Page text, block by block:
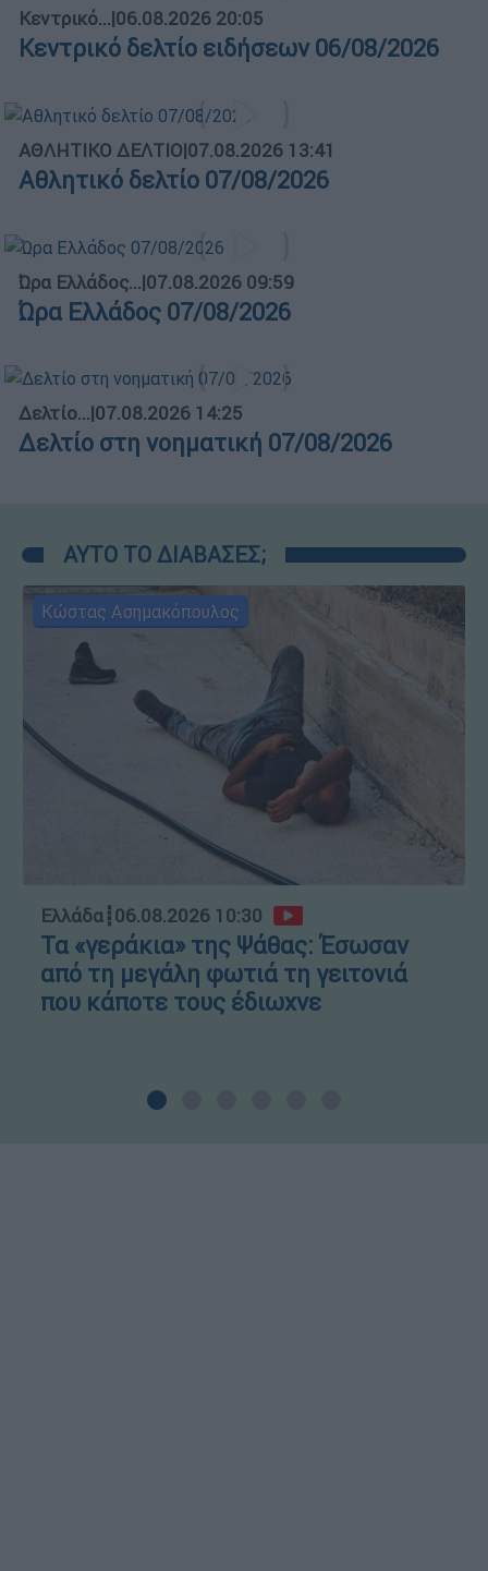
Κεντρικό...|06.08.2026 20:05
Κεντρικό δελτίο ειδήσεων 06/08/2026
ΑΘΛΗΤΙΚΟ ΔΕΛΤΙΟ|07.08.2026 13:41
Αθλητικό δελτίο 07/08/2026
Ώρα Ελλάδος...|07.08.2026 09:59
Ώρα Ελλάδος 07/08/2026
Δελτίο...|07.08.2026 14:25
Δελτίο στη νοηματική 07/08/2026
ΑΥΤΟ ΤΟ ΔΙΑΒΑΣΕΣ;
Κώστας Ασημακόπουλος
Ελλάδα┋06.08.2026 10:30
Τα «γεράκια» της Ψάθας: Έσωσαν
από τη μεγάλη φωτιά τη γειτονιά
που κάποτε τους έδιωχνε